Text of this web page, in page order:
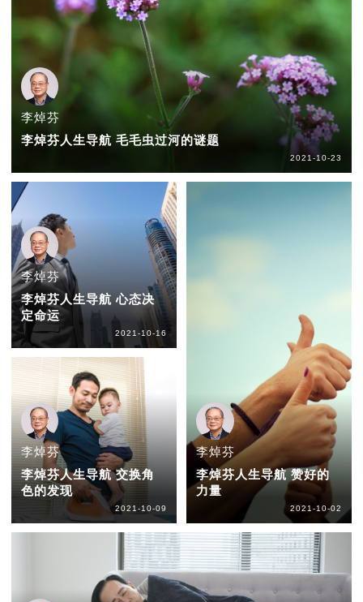
李焯芬
李焯芬人生导航 毛毛虫过河的谜题
2021-10-23
李焯芬
李焯芬人生导航 心态决
定命运
2021-10-16
李焯芬
李焯芬人生导航 交换角
色的发现
2021-10-09
李焯芬
李焯芬人生导航 赞好的
力量
2021-10-02